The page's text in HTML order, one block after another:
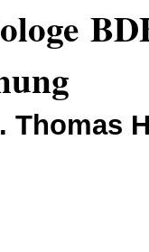
Thomas